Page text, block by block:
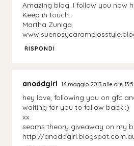
Amazing blog. I follow you now
Keep in touch.
Martha Zuniga
RISPONDI
anoddgirl 16 maggio 2013 alle ore
hey love, following you on gfc
waiting for you to follow back :)
xx
seams theory giveaway on my
http://